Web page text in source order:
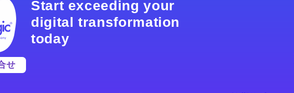
Start exceeding your
digital transformation
today
せ